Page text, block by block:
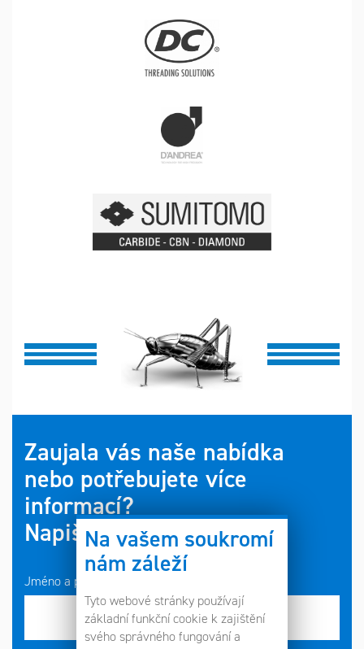
Na vašem soukromí
nám záleží
Tyto webové stránky používají
základní funkční cookie k zajištění
svého správného fungování a
Zaujala vás naše nabídka
nebo potřebujete více
informací?
Napište nám!
Jméno a příjmení*